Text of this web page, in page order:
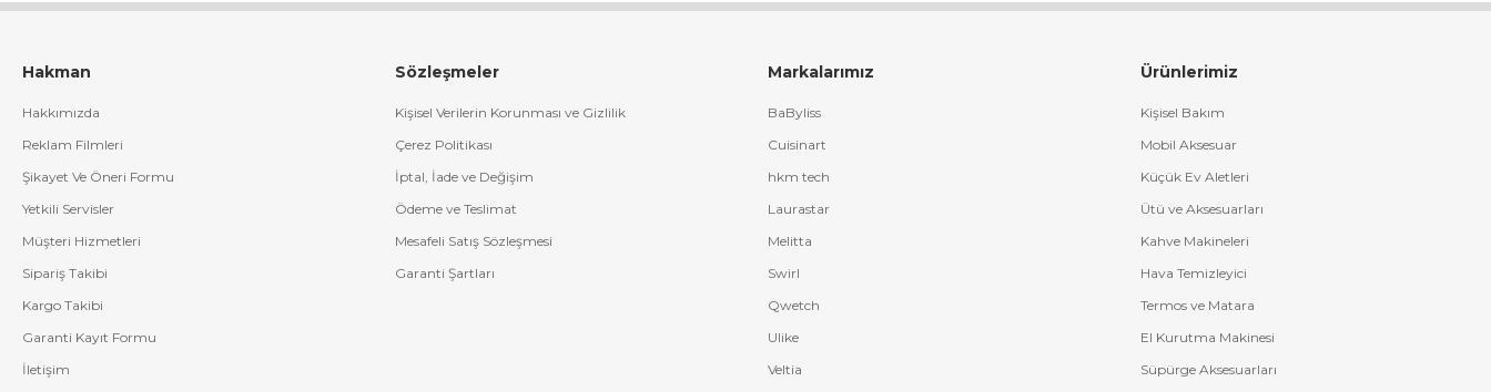
Hakman
Hakkımızda
Reklam Filmleri
Şikayet Ve Öneri Formu
Yetkili Servisler
Müşteri Hizmetleri
Sipariş Takibi
Kargo Takibi
Garanti Kayıt Formu
İletişim
Sözleşmeler
Kişisel Verilerin Korunması ve Gizlilik
Çerez Politikası
İptal, İade ve Değişim
Ödeme ve Teslimat
Mesafeli Satış Sözleşmesi
Garanti Şartları
Markalarımız
BaByliss
Cuisinart
hkm tech
Laurastar
Melitta
Swirl
Qwetch
Ulike
Veltia
Ürünlerimiz
Kişisel Bakım
Mobil Aksesuar
Küçük Ev Aletleri
Ütü ve Aksesuarları
Kahve Makineleri
Hava Temizleyici
Termos ve Matara
El Kurutma Makinesi
Süpürge Aksesuarları